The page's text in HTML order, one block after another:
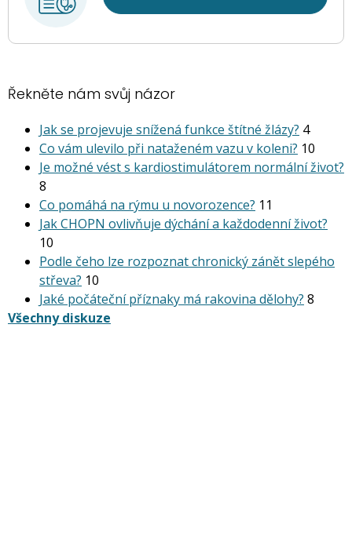
Řekněte nám svůj názor
Jak se projevuje snížená funkce štítné žlázy? 4
Co vám ulevilo při nataženém vazu v koleni? 10
Je možné vést s kardiostimu­látorem normální život?
8
Co pomáhá na rýmu u novorozence? 11
Jak CHOPN ovlivňuje dýchání a každodenní život?
10
Podle čeho lze rozpoznat chronický zánět slepého
střeva? 10
Jaké počáteční příznaky má rakovina dělohy? 8
Všechny diskuze